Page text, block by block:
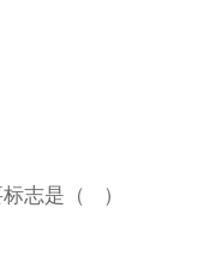
志是（ ）